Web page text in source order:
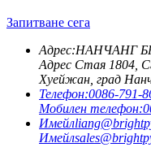
Запитване сега
Адрес:НАНЧАНГ
Адрес Стая 1804,
Хуейжан, град
Телефон:0086-791-
Мобилен телефон:
Имейл
Имейл